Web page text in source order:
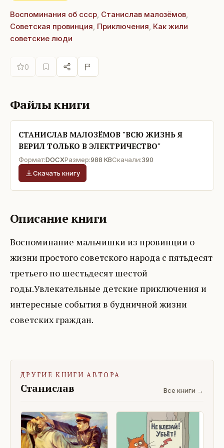
Воспоминания об ссср, Станислав малозёмов,
Советская провинция, Приключения, Как жили
советские люди
0
Файлы книги
СТАНИСЛАВ МАЛОЗЁМОВ "ВСЮ ЖИЗНЬ Я
ВЕРИЛ ТОЛЬКО В ЭЛЕКТРИЧЕСТВО"
Формат:DOCXРазмер:988 KBСкачали:390
Скачать книгу
Описание книги
Воспоминание мальчишки из провинции о
жизни простого советского народа с пятьдесят
третьего по шестьдесят шестой
годы.Увлекательные детские приключения и
интересные события в будничной жизни
советских граждан.
ДРУГИЕ КНИГИ АВТОРА
Станислав Все книги →